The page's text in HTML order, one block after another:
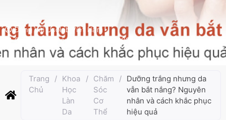
Đăng bởiUsolab Việt Nam
Cập nhật lần cuối:
Tháng 7 9, 2025
Trang
Chủ
/ Khoa
Học
Làn
Da
/ Chăm
Sóc
Cơ
Thể
/ Dưỡng trắng nhưng da
vẫn bắt nắng? Nguyên
nhân và cách khắc phục
hiệu quả